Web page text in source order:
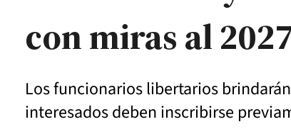
con miras al 2027
Los funcionarios libertarios
interesados deben inscribirse